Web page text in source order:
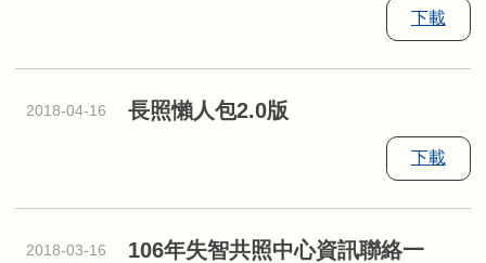
下載
2018-04-16 長照懶人包2.0版
下載
2018-03-16
106年失智共照中心資訊聯絡一